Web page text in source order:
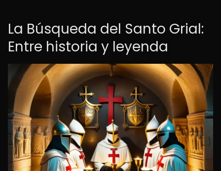
La Búsqueda del Santo Grial:
Entre historia y leyenda